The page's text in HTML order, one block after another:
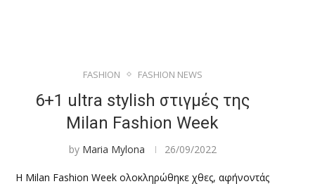
FASHION FASHION NEWS
6+1 ultra stylish στιγμές της
Milan Fashion Week
by Maria Mylona 26/09/2022
Η Milan Fashion Week ολοκληρώθηκε χθες, αφήνοντάς